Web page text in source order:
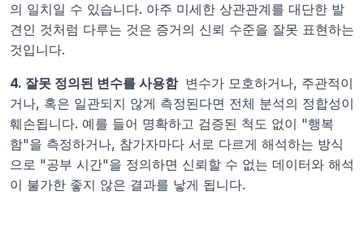
의 일치일 수 있습니다. 아주 미세한 상관관계를 대단한 발
견인 것처럼 다루는 것은 증거의 신뢰 수준을 잘못 표현하는
것입니다.
4. 잘못 정의된 변수를 사용함 변수가 모호하거나, 주관적이
거나, 혹은 일관되지 않게 측정된다면 전체 분석의 정합성이
훼손됩니다. 예를 들어 명확하고 검증된 척도 없이 "행복
함"을 측정하거나, 참가자마다 서로 다르게 해석하는 방식
으로 "공부 시간"을 정의하면 신뢰할 수 없는 데이터와 해석
이 불가한 좋지 않은 결과를 낳게 됩니다.